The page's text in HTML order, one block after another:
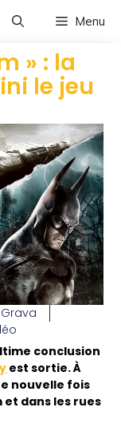
Menu
» : la
le jeu
conclusion
est sortie. À
nouvelle fois
et dans les rues